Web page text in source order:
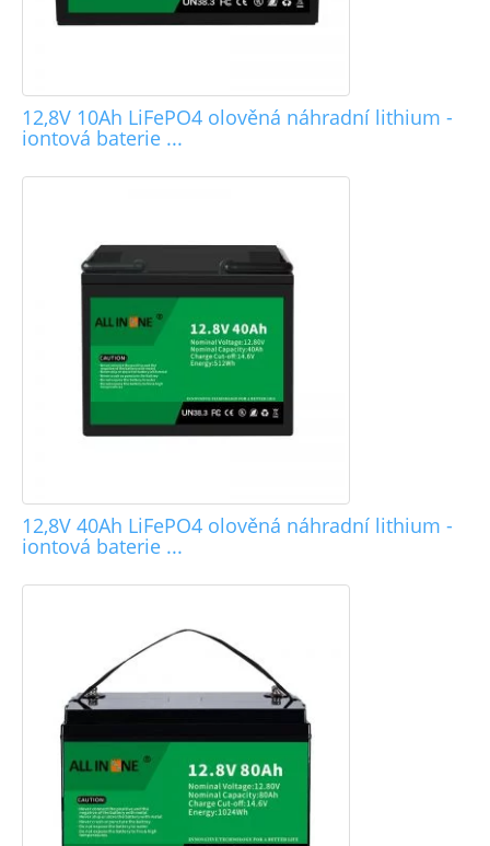
12,8V 10Ah LiFePO4 olověná náhradní lithium -
iontová baterie ...
12,8V 40Ah LiFePO4 olověná náhradní lithium -
iontová baterie ...